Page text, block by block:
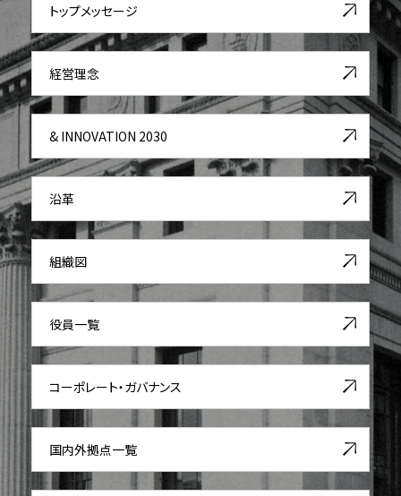
トップメッセージ
経営理念
& INNOVATION 2030
沿革
組織図
役員一覧
コーポレート・ガバナンス
国内外拠点一覧